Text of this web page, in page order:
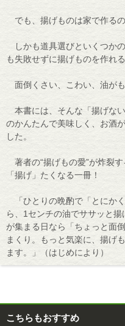
でも、揚げものは家で作るの
しかも道具選びといくつか
も失敗せずに揚げものを作れる
面倒くさい、こわい、油が
本書には、そんな「揚げな
のかんたんで美味しく、お酒
した。
著者の“揚げもの愛”が炸裂
「揚げ」たくなる一冊！
「ひとりの晩酌で「とにか
ら、1センチの油でササッと
が集まる日なら「ちょっと面
まくり。もっと気楽に、揚げ
ます。」（はじめにより）
こちらもおすすめ